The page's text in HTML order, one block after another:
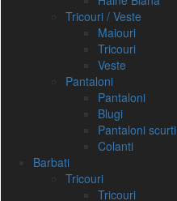
Tricouri / Veste
Maiouri
Tricouri
Veste
Pantaloni
Pantaloni
Blugi
Pantaloni scurti
Colanti
Barbati
Tricouri
Tricouri